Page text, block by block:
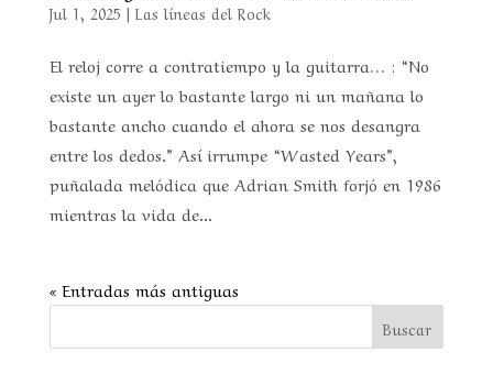
Jul 1, 2025 | Las líneas del Rock
El reloj corre a contratiempo y la guitarra… : “No
existe un ayer lo bastante largo ni un mañana lo
bastante ancho cuando el ahora se nos desangra
entre los dedos.” Así irrumpe “Wasted Years”,
puñalada melódica que Adrian Smith forjó en 1986
mientras la vida de...
« Entradas más antiguas
Buscar